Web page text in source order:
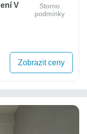
V
Storno
podmínky
Zobrazit ceny